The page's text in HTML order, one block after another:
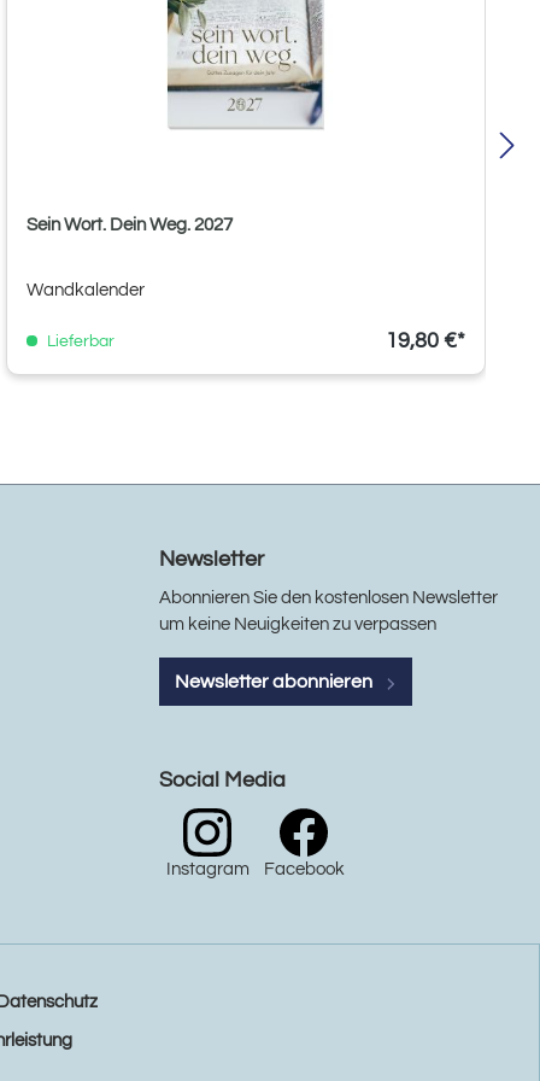
Sein Wort. Dein Weg. 2027
Wandkalender
Lieferbar 19,80 €*
Newsletter
Abonnieren Sie den kostenlosen Newsletter
um keine Neuigkeiten zu verpassen
Newsletter abonnieren
Social Media
Instagram Facebook